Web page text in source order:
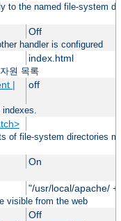
to the named file-system
Off
handler is configured
index.html
원 목록
|
off
of file-system directories
On
"/usr/local/apache/ +
visible from the web
Off